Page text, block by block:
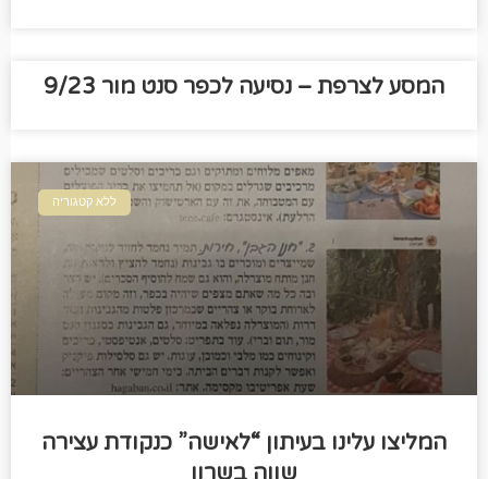
המסע לצרפת – נסיעה לכפר סנט מור 9/23
ללא קטגוריה
המליצו עלינו בעיתון “לאישה” כנקודת עצירה
שווה בשרון